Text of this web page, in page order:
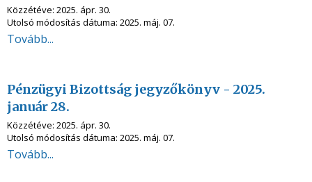
Közzétéve: 2025. ápr. 30.
Utolsó módosítás dátuma: 2025. máj. 07.
Tovább...
Pénzügyi Bizottság jegyzőkönyv - 2025.
január 28.
Közzétéve: 2025. ápr. 30.
Utolsó módosítás dátuma: 2025. máj. 07.
Tovább...